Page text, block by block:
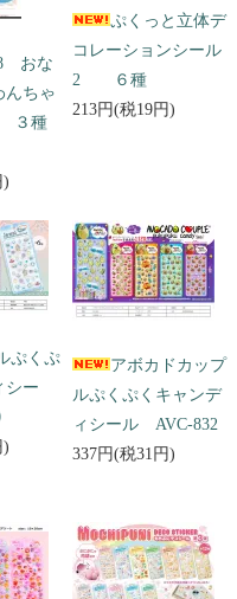
おな
んちゃ
３種
)
ぷくっと立体デ
コレーションシール
2 ６種
213円(税19円)
ぷくぷ
シー
)
アボカドカップ
ルぷくぷくキャンデ
ィシール AVC-832
337円(税31円)